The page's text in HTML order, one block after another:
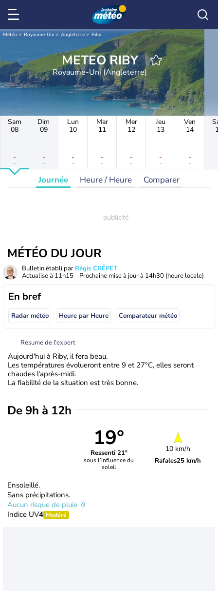
Météo Royaume-Uni Angleterre Riby
METEO RIBY
Royaume-Uni (Angleterre)
Sam
08
-
-
Dim
09
-
-
Lun
10
-
-
Mar
11
-
-
Mer
12
-
-
Jeu
13
-
-
Ven
14
-
-
Journée Heure / Heure Comparer
MÉTÉO DU JOUR
Bulletin établi par Régis CRÊPET
Actualisé à 11h15 - Prochaine mise à jour à 14h30 (heure locale)
En bref
Radar météo Heure par Heure Comparateur météo
Résumé de l’expert
Aujourd'hui à Riby, il fera beau.
Les températures évolueront entre 9 et 27°C, elles seront
chaudes l'après-midi.
La fiabilité de la situation est très bonne.
De 9h à 12h
19°
Ressenti 21°
sous l’influence du
soleil
10 km/h
Rafales25 km/h
Ensoleillé.
Sans précipitations.
Aucun risque de pluie
Indice UV4 Modéré